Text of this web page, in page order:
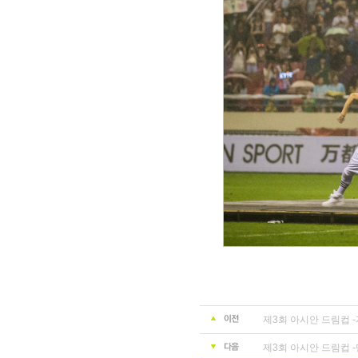
제3회 아시안 드림컵
제3회 아시안 드림컵